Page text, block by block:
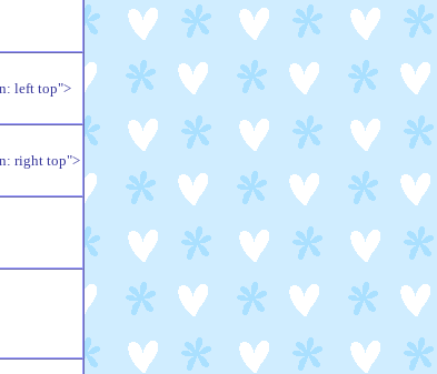
left top">
right top">